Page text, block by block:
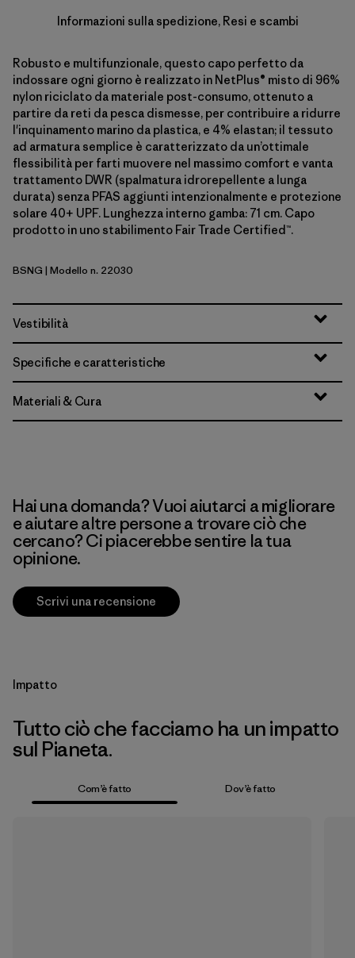
Informazioni sulla spedizione, Resi e scambi
Robusto e multifunzionale, questo capo perfetto da
indossare ogni giorno è realizzato in NetPlus® misto di 96%
nylon riciclato da materiale post-consumo, ottenuto a
partire da reti da pesca dismesse, per contribuire a ridurre
l'inquinamento marino da plastica, e 4% elastan; il tessuto
ad armatura semplice è caratterizzato da un’ottimale
flessibilità per farti muovere nel massimo comfort e vanta
trattamento DWR (spalmatura idrorepellente a lunga
durata) senza PFAS aggiunti intenzionalmente e protezione
solare 40+ UPF. Lunghezza interno gamba: 71 cm. Capo
prodotto in uno stabilimento Fair Trade Certified™.
Basin Green
BSNG | Modello n. 22030
Vestibilità
Specifiche e caratteristiche
Materiali & Cura
Hai una domanda? Vuoi aiutarci a migliorare
e aiutare altre persone a trovare ciò che
cercano? Ci piacerebbe sentire la tua
opinione.
Scrivi una recensione
Impatto
Tutto ciò che facciamo ha un impatto
sul Pianeta.
Com’è fatto Dov’è fatto